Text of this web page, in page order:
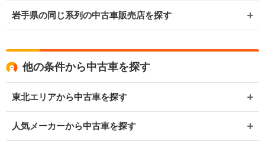
岩手県の同じ系列の中古車販売店を探す
他の条件から中古車を探す
東北エリアから中古車を探す
人気メーカーから中古車を探す